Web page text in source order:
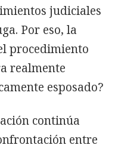
judiciales
Por eso, la
procedimiento
realmente
esposado?
continúa
entre